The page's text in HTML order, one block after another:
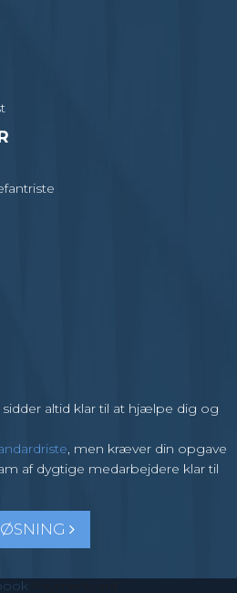
altid klar til at hjælpe dig og
, men kræver din opgave
af dygtige medarbejdere klar til